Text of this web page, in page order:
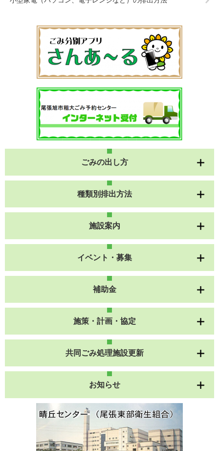
ごみの出し方
種類別排出方法
施設案内
イベント・募集
補助金
施策・計画・協定
共同ごみ処理施設更新
お知らせ